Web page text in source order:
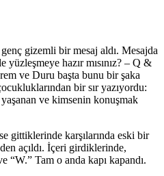
gizemli bir mesaj aldı. Mesajda
yüzleşmeye hazır mısınız? – Q &
ve Duru başta bunu bir şaka
bir sır yazıyordu:
ve kimsenin konuşmak
gittiklerinde karşılarında eski bir
açıldı. İçeri girdiklerinde,
“W.” Tam o anda kapı kapandı.